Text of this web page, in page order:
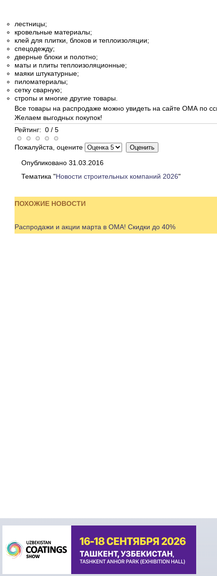
лестницы;
кровельные материалы;
клей для плитки, блоков и теплоизоляции;
спецодежду;
дверные блоки и полотно;
маты и плиты теплоизоляционные;
маяки штукатурные;
пиломатериалы;
сетку сварную;
стропы и многие другие товары.
Все товары на распродаже можно увидеть на сайте ОМА по
Желаем выгодных покупок!
Рейтинг: 0 / 5
Пожалуйста, оцените
Опубликовано 31.03.2016
Тематика "Новости строительных компаний 2026"
ПОХОЖИЕ НОВОСТИ
Распродажи и акции марта в ОМА! Скидки до 40%